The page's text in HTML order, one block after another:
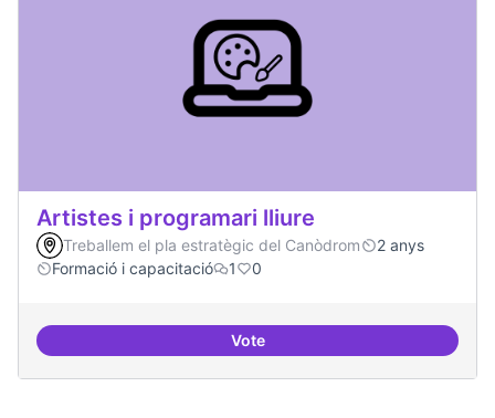
Artistes i programari lliure
Treballem el pla estratègic del Canòdrom
2 anys
Formació i capacitació
1 0
VoteArtistes i programari lliure